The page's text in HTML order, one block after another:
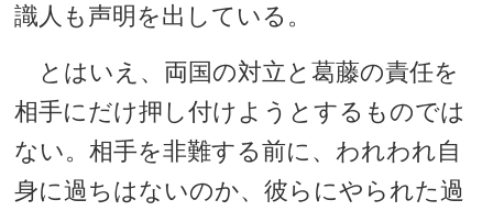
識人も声明を出している。
とはいえ、両国の対立と葛藤の責任を
相手にだけ押し付けようとするものでは
ない。相手を非難する前に、われわれ自
身に過ちはないのか、彼らにやられた過